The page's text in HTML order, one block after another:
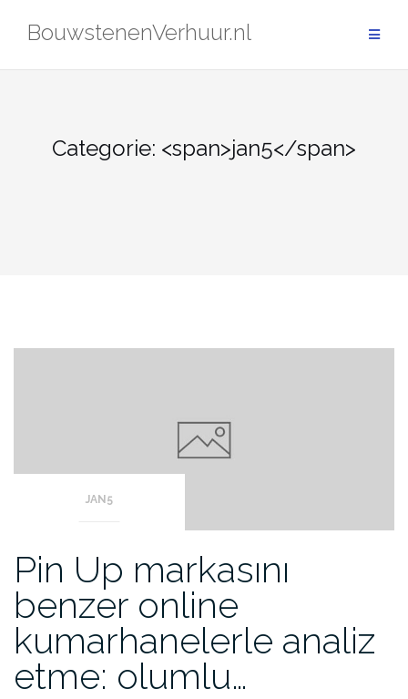
BouwstenenVerhuur.nl
Categorie: <span>jan5</span>
JAN5
Pin Up markasını
benzer online
kumarhanelerle analiz
etme: olumlu…